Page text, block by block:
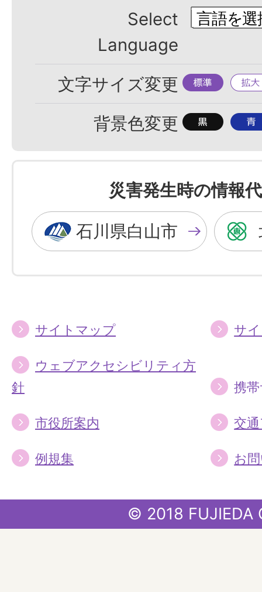
Select
Language
文字サイズ変更 標
準
拡
大
背景色変更 背
色
を
黒
色
に
背
色
を
青
色
に
災害発生時の情報
石川県白山市
サイトマップ サ
ウェブアクセシビリティ方
針
携
市役所案内 交
例規集 お
© 2018 FUJIEDA